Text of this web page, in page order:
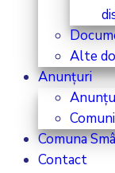
Alte
Anunțuri
Comuna
Contact